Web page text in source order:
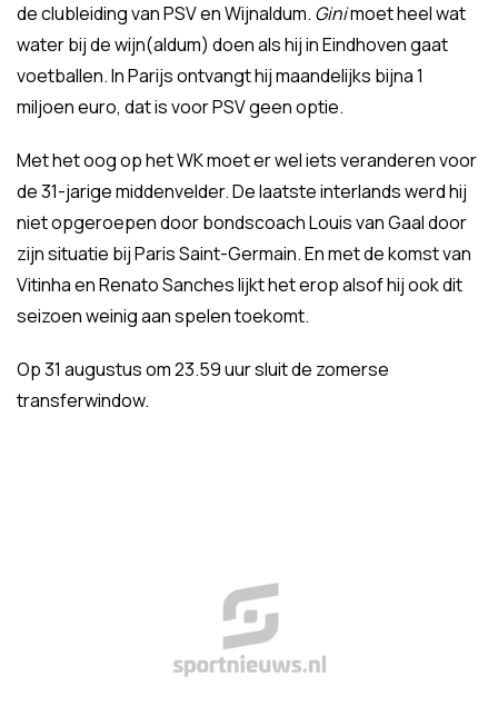
de clubleiding van PSV en Wijnaldum. Ginimoet heel wat
water bij de wijn(aldum) doen als hij in Eindhoven gaat
voetballen. In Parijs ontvangt hij maandelijks bijna 1
miljoen euro, dat is voor PSV geen optie.
Met het oog op het WK moet er wel iets veranderen voor
de 31-jarige middenvelder. De laatste interlands werd hij
niet opgeroepen door bondscoach Louis van Gaal door
zijn situatie bij Paris Saint-Germain. En met de komst van
Vitinha en Renato Sanches lijkt het erop alsof hij ook dit
seizoen weinig aan spelen toekomt.
Op 31 augustus om 23.59 uur sluit de zomerse
transferwindow.